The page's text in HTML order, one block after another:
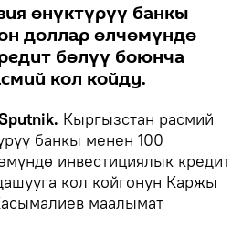
өнүктүрүү банкы
доллар өлчөмүндө
бөлүү боюнча
кол койду.
Кыргызстан расмий
банкы менен 100
инвестициялык кредит
кол койгонун Каржы
маалымат